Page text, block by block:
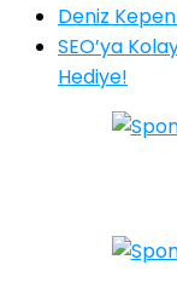
Deniz
SEO’ya
Hediye!